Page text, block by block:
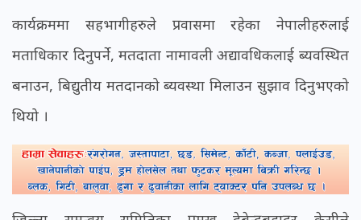
कार्यक्रममा सहभागीहरुले प्रवासमा रहेका नेपालीहरुलाई
मताधिकार दिनुपर्ने, मतदाता नामावली अद्यावधिकलाई ब्यवस्थित
बनाउन, बिद्युतीय मतदानको ब्यवस्था मिलाउन सुझाव दिनुभएको
थियो ।